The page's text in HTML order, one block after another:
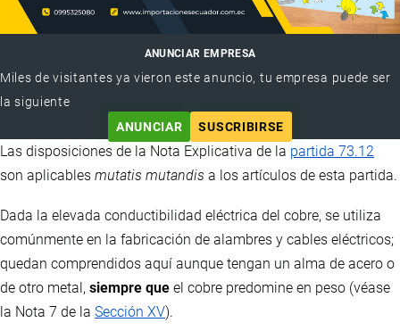
ANUNCIAR EMPRESA
Miles de visitantes ya vieron este anuncio, tu empresa puede ser
la siguiente
ANUNCIAR
SUSCRIBIRSE
Las disposiciones de la Nota Explicativa de la partida 73.12
son aplicables mutatis mutandis a los artículos de esta partida.
Dada la elevada conductibilidad eléctrica del cobre, se utiliza
comúnmente en la fabricación de alambres y cables eléctricos;
quedan comprendidos aquí aunque tengan un alma de acero o
de otro metal, siempre que el cobre predomine en peso (véase
la Nota 7 de la Sección XV).